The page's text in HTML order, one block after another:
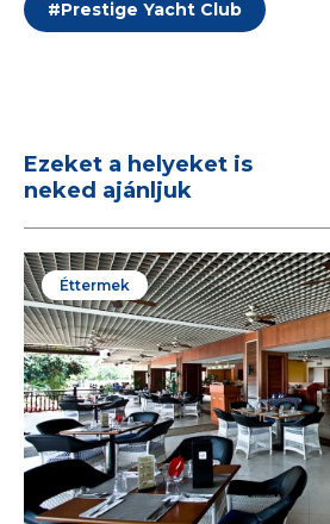
#Prestige Yacht Club
Ezeket a helyeket is
neked ajánljuk
Éttermek